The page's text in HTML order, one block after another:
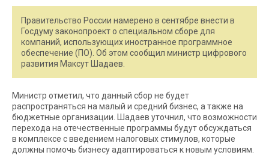
Правительство России намерено в сентябре внести в
Госдуму законопроект о специальном сборе для
компаний, использующих иностранное программное
обеспечение (ПО). Об этом сообщил министр цифрового
развития Максут Шадаев.
Министр отметил, что данный сбор не будет
распространяться на малый и средний бизнес, а также на
бюджетные организации. Шадаев уточнил, что возможности
перехода на отечественные программы будут обсуждаться
в комплексе с введением налоговых стимулов, которые
должны помочь бизнесу адаптироваться к новым условиям.